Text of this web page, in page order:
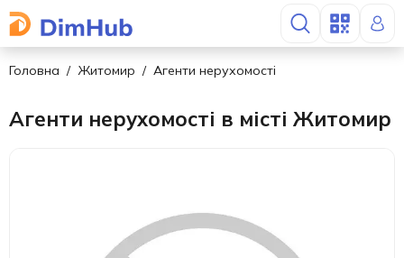
Головна Житомир Агенти нерухомості
Агенти нерухомості в місті Житомир